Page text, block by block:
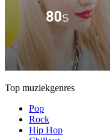
Top muziekgenres
Pop
Rock
Hip Hop